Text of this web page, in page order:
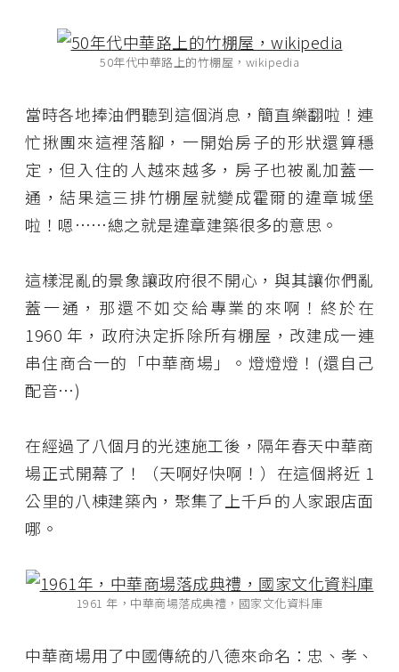
50年代中華路上的竹棚屋，wikipedia
當時各地捧油們聽到這個消息，簡直樂翻啦！連
忙揪團來這裡落腳，一開始房子的形狀還算穩
定，但入住的人越來越多，房子也被亂加蓋一
通，結果這三排竹棚屋就變成霍爾的違章城堡
啦！嗯……總之就是違章建築很多的意思。
這樣混亂的景象讓政府很不開心，與其讓你們亂
蓋一通，那還不如交給專業的來啊！終於在
1960 年，政府決定拆除所有棚屋，改建成一連
串住商合一的「中華商場」。燈燈燈！(還自己
配音…)
在經過了八個月的光速施工後，隔年春天中華商
場正式開幕了！（天啊好快啊！）在這個將近 1
公里的八棟建築內，聚集了上千戶的人家跟店面
哪。
1961 年，中華商場落成典禮，國家文化資料庫
中華商場用了中國傳統的八德來命名：忠、孝、